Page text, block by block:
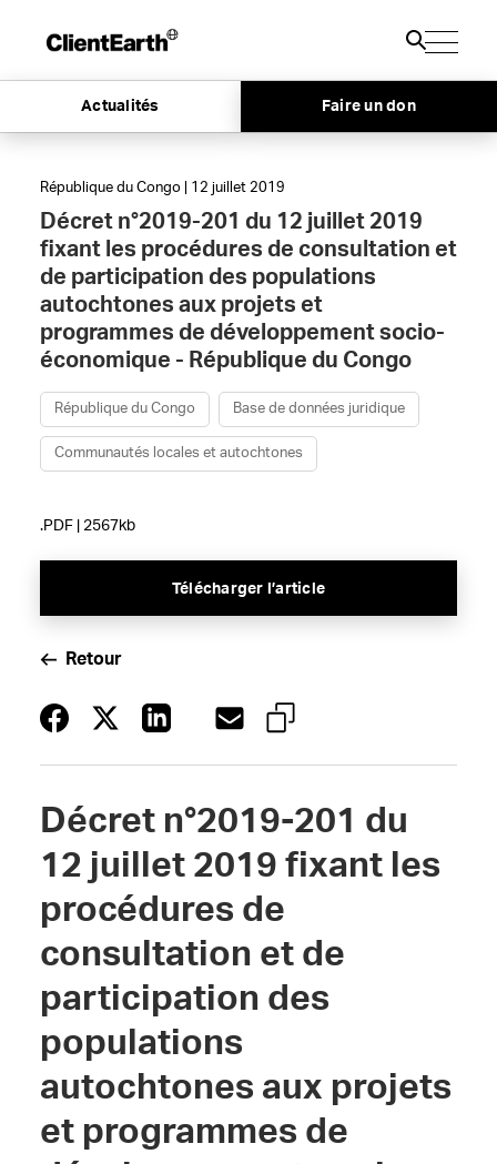
Actualités Faire un don
République du Congo | 12 juillet 2019
Décret n°2019-201 du 12 juillet 2019
fixant les procédures de consultation et
de participation des populations
autochtones aux projets et
programmes de développement socio-
économique - République du Congo
République du Congo Base de données juridique
Communautés locales et autochtones
.PDF | 2567kb
Télécharger l’article
Retour
Décret n°2019-201 du
12 juillet 2019 fixant les
procédures de
consultation et de
participation des
populations
autochtones aux projets
et programmes de